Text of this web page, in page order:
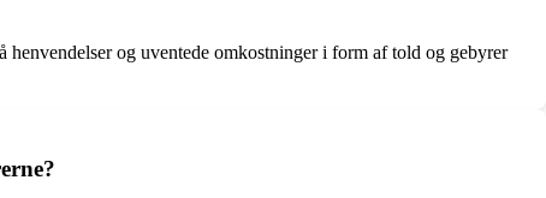
og uventede omkostninger i form af told og gebyrer